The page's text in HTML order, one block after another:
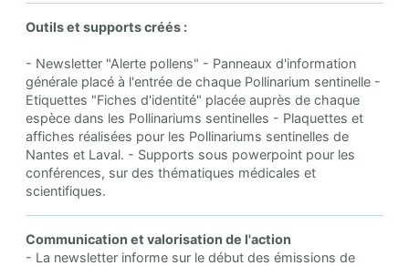
Outils et supports créés :
- Newsletter "Alerte pollens" - Panneaux d'information
générale placé à l'entrée de chaque Pollinarium sentinelle -
Etiquettes "Fiches d'identité" placée auprès de chaque
espèce dans les Pollinariums sentinelles - Plaquettes et
affiches réalisées pour les Pollinariums sentinelles de
Nantes et Laval. - Supports sous powerpoint pour les
conférences, sur des thématiques médicales et
scientifiques.
Communication et valorisation de l'action
- La newsletter informe sur le début des émissions de